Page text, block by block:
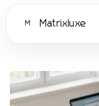
M Matrixluxe